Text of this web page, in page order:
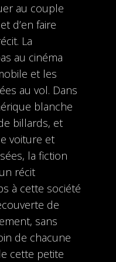
au couple
d’en faire
La
au cinéma
et les
au vol. Dans
blanche
billards, et
voiture et
la fiction
récit
à cette société
de
sans
de chacune
cette petite